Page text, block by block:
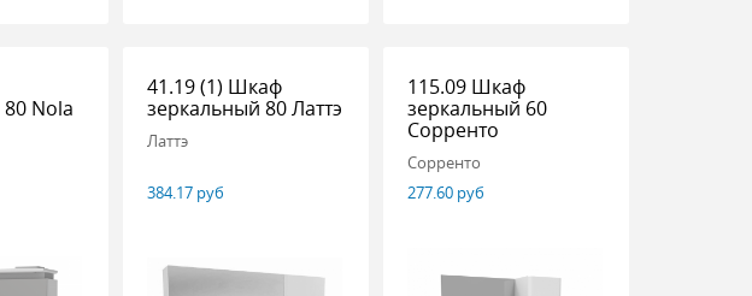
Nola
41.19 (1) Шкаф
зеркальный 80 Латтэ
Латтэ
384.17 руб
115.09 Шкаф
зеркальный 60
Сорренто
Сорренто
277.60 руб